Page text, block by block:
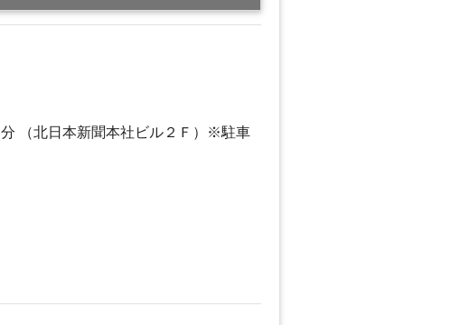
（北日本新聞本社ビル２Ｆ）※駐車